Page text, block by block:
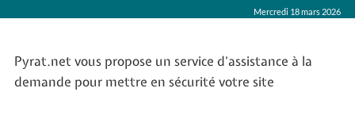
Mercredi 18 mars 2026
Pyrat.net vous propose un service d’assistance à la
demande pour mettre en sécurité votre site